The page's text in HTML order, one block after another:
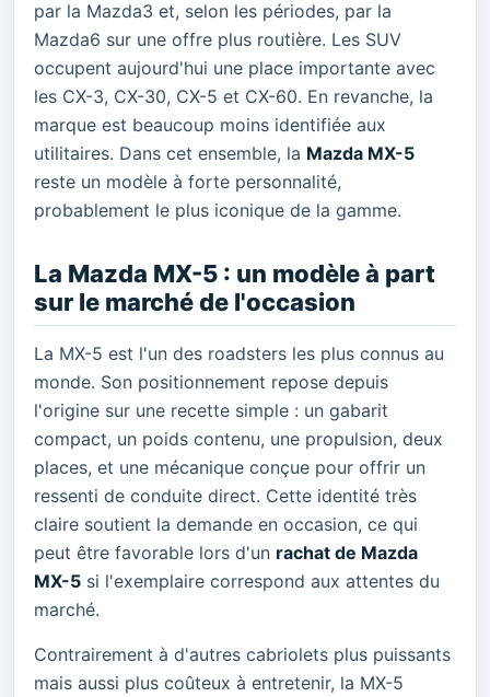
par la Mazda3 et, selon les périodes, par la
Mazda6 sur une offre plus routière. Les SUV
occupent aujourd'hui une place importante avec
les CX-3, CX-30, CX-5 et CX-60. En revanche, la
marque est beaucoup moins identifiée aux
utilitaires. Dans cet ensemble, la Mazda MX-5
reste un modèle à forte personnalité,
probablement le plus iconique de la gamme.
La Mazda MX-5 : un modèle à part
sur le marché de l'occasion
La MX-5 est l'un des roadsters les plus connus au
monde. Son positionnement repose depuis
l'origine sur une recette simple : un gabarit
compact, un poids contenu, une propulsion, deux
places, et une mécanique conçue pour offrir un
ressenti de conduite direct. Cette identité très
claire soutient la demande en occasion, ce qui
peut être favorable lors d'un rachat de Mazda
MX-5 si l'exemplaire correspond aux attentes du
marché.
Contrairement à d'autres cabriolets plus puissants
mais aussi plus coûteux à entretenir, la MX-5